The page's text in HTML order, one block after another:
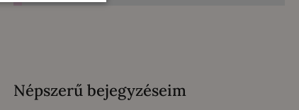
Népszerű bejegyzéseim